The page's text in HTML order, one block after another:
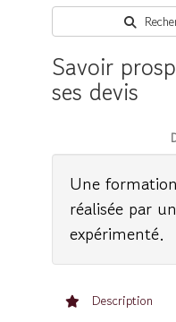
Savoir
ses devis
Une
réalisée par
expérimenté.
Description